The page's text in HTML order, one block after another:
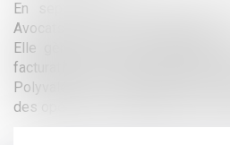
En septembre 2025, elle a
Avocats, au service comptabilité
Elle gère la relation clients/
facturation et le suivi administratif
Polyvalente et organisée, elle
des opérations comptables et